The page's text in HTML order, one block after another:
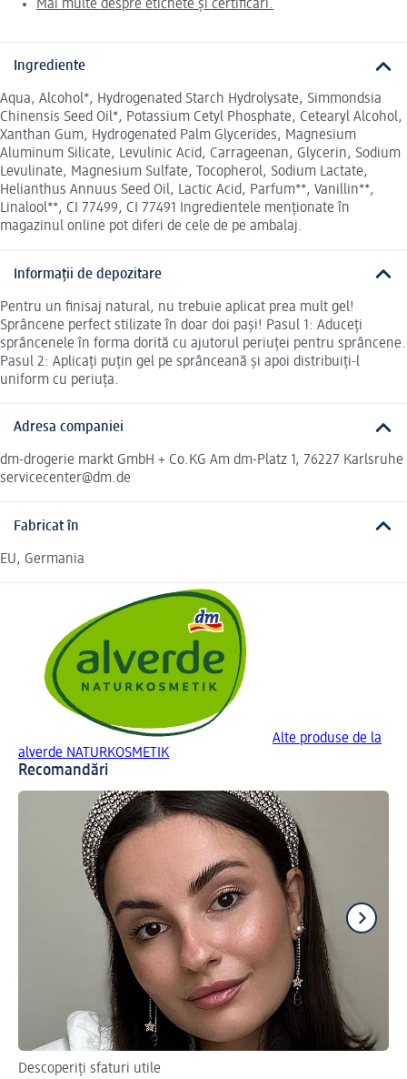
Mai multe despre etichete și certificări.
Ingrediente
Aqua, Alcohol*, Hydrogenated Starch Hydrolysate, Simmondsia
Chinensis Seed Oil*, Potassium Cetyl Phosphate, Cetearyl Alcohol,
Xanthan Gum, Hydrogenated Palm Glycerides, Magnesium
Aluminum Silicate, Levulinic Acid, Carrageenan, Glycerin, Sodium
Levulinate, Magnesium Sulfate, Tocopherol, Sodium Lactate,
Helianthus Annuus Seed Oil, Lactic Acid, Parfum**, Vanillin**,
Linalool**, CI 77499, CI 77491 Ingredientele menționate în
magazinul online pot diferi de cele de pe ambalaj.
Informații de depozitare
Pentru un finisaj natural, nu trebuie aplicat prea mult gel!
Sprâncene perfect stilizate în doar doi pași! Pasul 1: Aduceți
sprâncenele în forma dorită cu ajutorul periuței pentru sprâncene.
Pasul 2: Aplicați puțin gel pe sprânceană și apoi distribuiți-l
uniform cu periuța.
Adresa companiei
dm-drogerie markt GmbH + Co.KG Am dm-Platz 1, 76227 Karlsruhe
servicecenter@dm.de
Fabricat în
EU, Germania
Alte produse de la
alverde NATURKOSMETIK
Recomandări
Descoperiți sfaturi utile